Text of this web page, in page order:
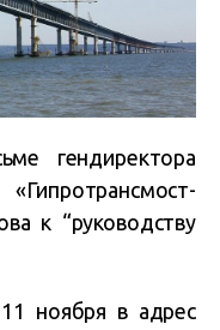
гендиректора
к “руководству
ноября в адрес